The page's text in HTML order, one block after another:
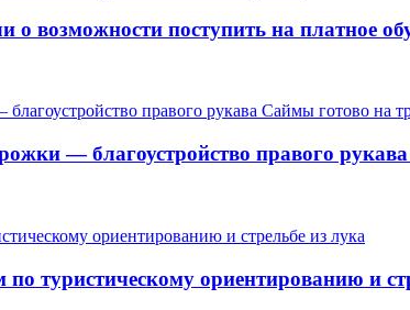
поступить на платное
— благоустройство правого
туристическому ориентированию и